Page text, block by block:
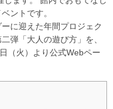
ントです。
に迎えた年間プロジェク
弾「大人の遊び方」を、
（火）より公式Webペー